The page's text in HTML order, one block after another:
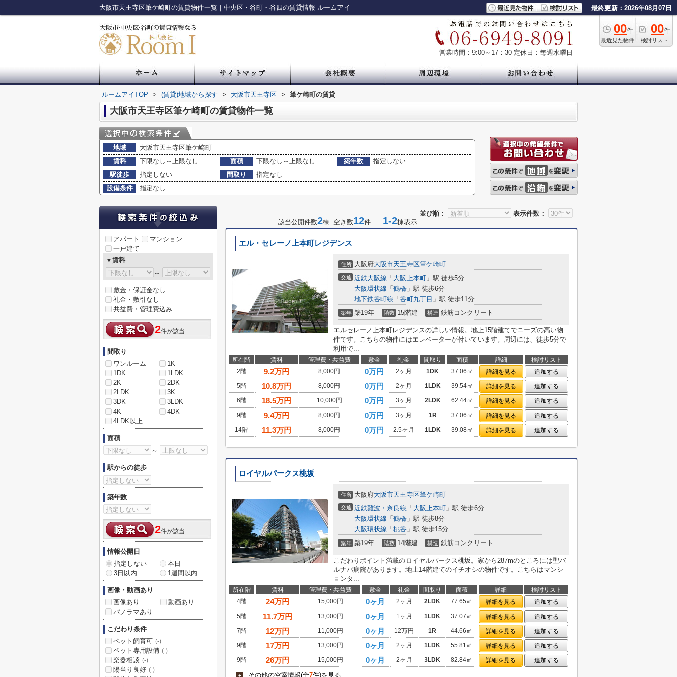
大阪市天王寺区筆ケ崎町の賃貸物件一覧｜中央区・谷町・谷四の賃貸情報 ルームアイ 最終更新：2026年08月07日
00件
最近見た物件
00件
検討リスト
営業時間：9:00～17：30 定休日：毎週水曜日
ルームアイTOP > (賃貸)地域から探す > 大阪市天王寺区 > 筆ケ崎町の賃貸
大阪市天王寺区筆ケ崎町の賃貸物件一覧
地域
大阪市天王寺区筆ケ崎町
賃料
下限なし～上限なし 面積 下限なし～上限なし 築年数
指定しない
駅徒歩
指定しない 間取り
指定なし
設備条件
指定なし
並び順：
表示件数：
該当公開件数2棟 空き数12件 1-2棟表示
エル・セレーノ上本町レジデンス
住所 大阪府大阪市天王寺区筆ケ崎町
交通 近鉄大阪線 「 大阪上本町 」駅 徒歩5分
大阪環状線 「 鶴橋 」駅 徒歩6分
地下鉄谷町線 「 谷町九丁目 」駅 徒歩11分
築年 築19年 階数 15階建 構造 鉄筋コンクリート
エルセレーノ上本町レジデンスの詳しい情報。地上15階建てでニーズの高い物
件です。こちらの物件にはエレベーターが付いています。周辺には、徒歩5分で
利用で...
所在階 賃料 管理費・共益費 敷金 礼金 間取り 面積 詳細
検討リスト
2階
9.2万円 8,000円 0万円 2ヶ月 1DK 37.06㎡ 詳細を見る
追加する
5階
10.8万円 8,000円 0万円 2ヶ月 1LDK 39.54㎡ 詳細を見る
追加する
6階
18.5万円 10,000円 0万円 3ヶ月 2LDK 62.44㎡ 詳細を見る
追加する
9階
9.4万円 8,000円 0万円 3ヶ月 1R 37.06㎡ 詳細を見る
追加する
14階
11.3万円 8,000円 0万円 2.5ヶ月 1LDK 39.08㎡ 詳細を見る 追加する
ロイヤルパークス桃坂
住所 大阪府大阪市天王寺区筆ケ崎町
交通 近鉄難波・奈良線 「 大阪上本町 」駅 徒歩6分
大阪環状線 「 鶴橋 」駅 徒歩8分
大阪環状線 「 桃谷 」駅 徒歩15分
築年 築19年 階数 14階建 構造 鉄筋コンクリート
こだわりポイント満載のロイヤルパークス桃坂。家から287mのところには聖バ
ルナバ病院があります。地上14階建てのイチオシの物件です。こちらはマンシ
ョンタ...
所在階 賃料 管理費・共益費 敷金 礼金 間取り 面積 詳細
検討リスト
4階
24万円 15,000円 0ヶ月 2ヶ月 2LDK 77.65㎡ 詳細を見る
追加する
5階
11.7万円 13,000円 0ヶ月 1ヶ月 1LDK 37.07㎡ 詳細を見る
追加する
7階
12万円 11,000円 0ヶ月 12万円 1R 44.66㎡ 詳細を見る
追加する
9階
17万円 13,000円 0ヶ月 2ヶ月 1LDK 55.81㎡ 詳細を見る
追加する
9階
26万円 15,000円 0ヶ月 2ヶ月 3LDK 82.84㎡ 詳細を見る 追加する
+ その他の空室情報(全7件)を見る
アパート
マンション
一戸建て
▼賃料
～
敷金・保証金なし
礼金・敷引なし
共益費・管理費込み
2件が該当
間取り
ワンルーム
1K
1DK
1LDK
2K
2DK
2LDK
3K
3DK
3LDK
4K
4DK
4LDK以上
面積
～
駅からの徒歩
築年数
2件が該当
情報公開日
指定しない
本日
3日以内
1週間以内
画像・動画あり
画像あり
動画あり
パノラマあり
こだわり条件
ペット飼育可 (-)
ペット専用設備 (-)
楽器相談 (-)
陽当り良好 (-)